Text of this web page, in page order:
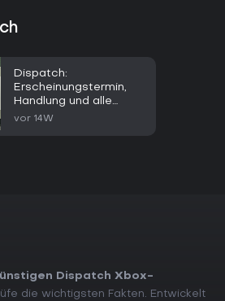
Dispatch:
Erscheinungstermin,
Handlung und alle
Details zu AdHoc
vor 14W
Dispatch Xbox-
die wichtigsten Fakten. Entwickelt